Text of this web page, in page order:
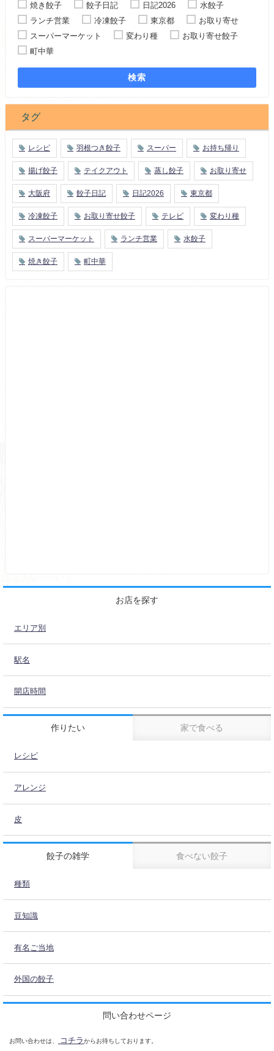
焼き餃子 餃子日記 日記2026
水餃子
ランチ営業
冷凍餃子 東京都
お取り寄せ
スーパーマーケット
変わり種
お取り寄せ餃子
町中華
検索
タグ
レシピ 羽根つき餃子 スーパー お持ち帰り
揚げ餃子 テイクアウト 蒸し餃子 お取り寄せ
大阪府 餃子日記 日記2026 東京都
冷凍餃子 お取り寄せ餃子 テレビ 変わり種
スーパーマーケット ランチ営業 水餃子
焼き餃子 町中華
お店を探す
エリア別
駅名
開店時間
作りたい 家で食べる
レシピ
アレンジ
皮
餃子の雑学 食べない餃子
種類
豆知識
有名ご当地
外国の餃子
問い合わせページ
お問い合わせは、 コチラ からお待ちしております。